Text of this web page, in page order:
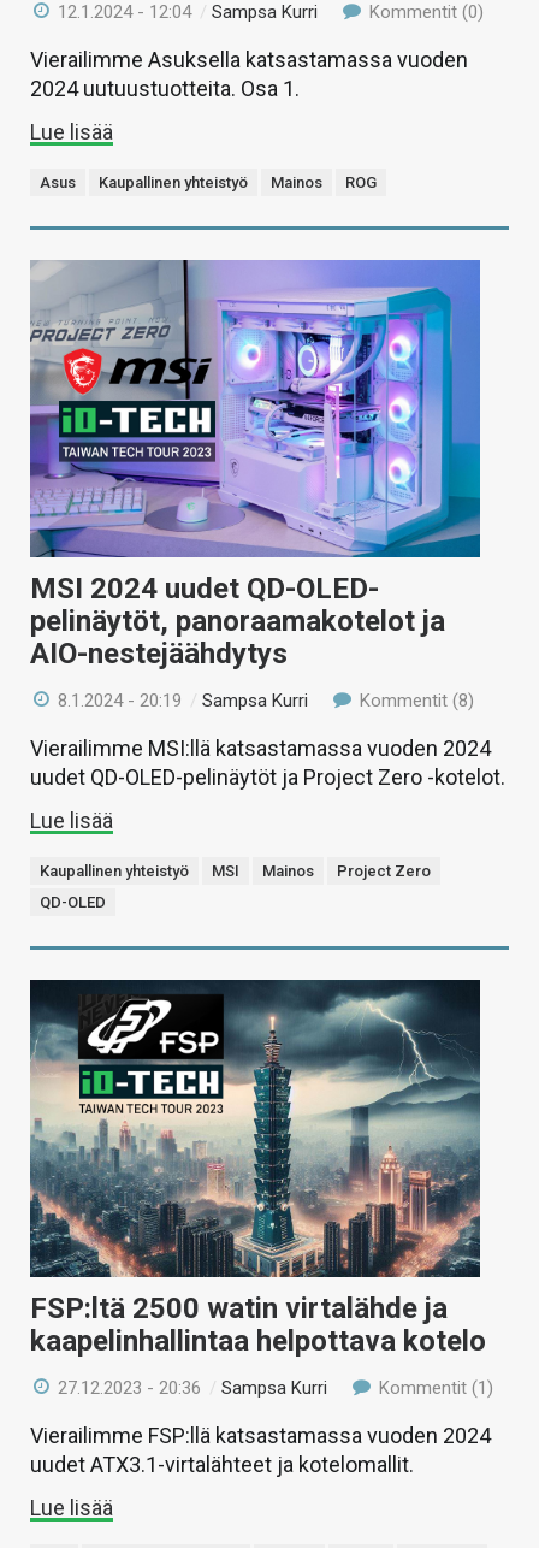
12.1.2024 - 12:04 /Sampsa Kurri Kommentit (0)
Vierailimme Asuksella katsastamassa vuoden
2024 uutuustuotteita. Osa 1.
Lue lisää
Asus Kaupallinen yhteistyö Mainos ROG
MSI 2024 uudet QD-OLED-
pelinäytöt, panoraamakotelot ja
AIO-nestejäähdytys
8.1.2024 - 20:19 /Sampsa Kurri Kommentit (8)
Vierailimme MSI:llä katsastamassa vuoden 2024
uudet QD-OLED-pelinäytöt ja Project Zero -kotelot.
Lue lisää
Kaupallinen yhteistyö MSI Mainos
Project Zero
QD-OLED
FSP:ltä 2500 watin virtalähde ja
kaapelinhallintaa helpottava kotelo
27.12.2023 - 20:36 /Sampsa Kurri Kommentit (1)
Vierailimme FSP:llä katsastamassa vuoden 2024
uudet ATX3.1-virtalähteet ja kotelomallit.
Lue lisää